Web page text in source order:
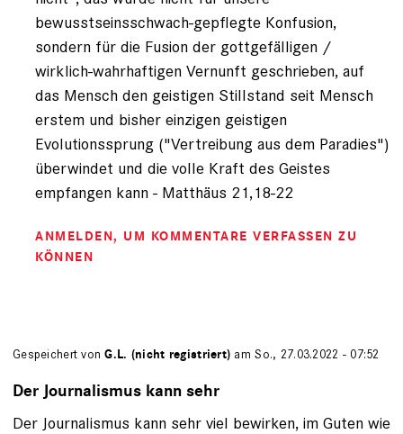
bewusstseinsschwach-gepflegte Konfusion,
sondern für die Fusion der gottgefälligen /
wirklich-wahrhaftigen Vernunft geschrieben, auf
das Mensch den geistigen Stillstand seit Mensch
erstem und bisher einzigen geistigen
Evolutionssprung ("Vertreibung aus dem Paradies")
überwindet und die volle Kraft des Geistes
empfangen kann - Matthäus 21,18-22
ANMELDEN, UM KOMMENTARE VERFASSEN ZU
KÖNNEN
Gespeichert vonG.L. (nicht registriert) am So., 27.03.2022 - 07:52
Der Journalismus kann sehr
Der Journalismus kann sehr viel bewirken, im Guten wie